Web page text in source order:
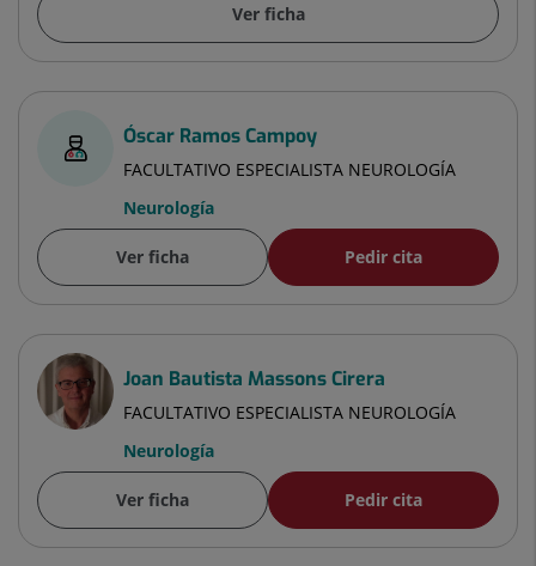
Ver ficha
Óscar Ramos Campoy
FACULTATIVO ESPECIALISTA NEUROLOGÍA
Neurología
Ver ficha Pedir cita
Joan Bautista Massons Cirera
FACULTATIVO ESPECIALISTA NEUROLOGÍA
Neurología
Ver ficha Pedir cita